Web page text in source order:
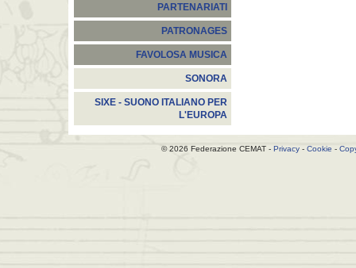
PARTENARIATI
PATRONAGES
FAVOLOSA MUSICA
SONORA
SIXE - SUONO ITALIANO PER
L'EUROPA
© 2026 Federazione CEMAT - Privacy - Cookie -